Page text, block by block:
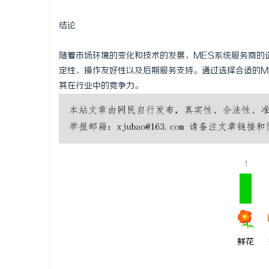
结论
随着市场环境的变化和技术的发展，MES系统服务商
定性、操作友好性以及后期服务支持。通过选择合适的
其在行业中的竞争力。
1
鲜花